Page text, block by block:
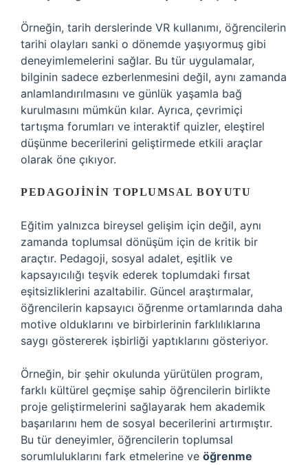
Örneğin, tarih derslerinde VR kullanımı, öğrencilerin
tarihi olayları sanki o dönemde yaşıyormuş gibi
deneyimlemelerini sağlar. Bu tür uygulamalar,
bilginin sadece ezberlenmesini değil, aynı zamanda
anlamlandırılmasını ve günlük yaşamla bağ
kurulmasını mümkün kılar. Ayrıca, çevrimiçi
tartışma forumları ve interaktif quizler, eleştirel
düşünme becerilerini geliştirmede etkili araçlar
olarak öne çıkıyor.
PEDAGOJININ TOPLUMSAL BOYUTU
Eğitim yalnızca bireysel gelişim için değil, aynı
zamanda toplumsal dönüşüm için de kritik bir
araçtır. Pedagoji, sosyal adalet, eşitlik ve
kapsayıcılığı teşvik ederek toplumdaki fırsat
eşitsizliklerini azaltabilir. Güncel araştırmalar,
öğrencilerin kapsayıcı öğrenme ortamlarında daha
motive olduklarını ve birbirlerinin farklılıklarına
saygı göstererek işbirliği yaptıklarını gösteriyor.
Örneğin, bir şehir okulunda yürütülen program,
farklı kültürel geçmişe sahip öğrencilerin birlikte
proje geliştirmelerini sağlayarak hem akademik
başarılarını hem de sosyal becerilerini artırmıştır.
Bu tür deneyimler, öğrencilerin toplumsal
sorumluluklarını fark etmelerine ve öğrenme